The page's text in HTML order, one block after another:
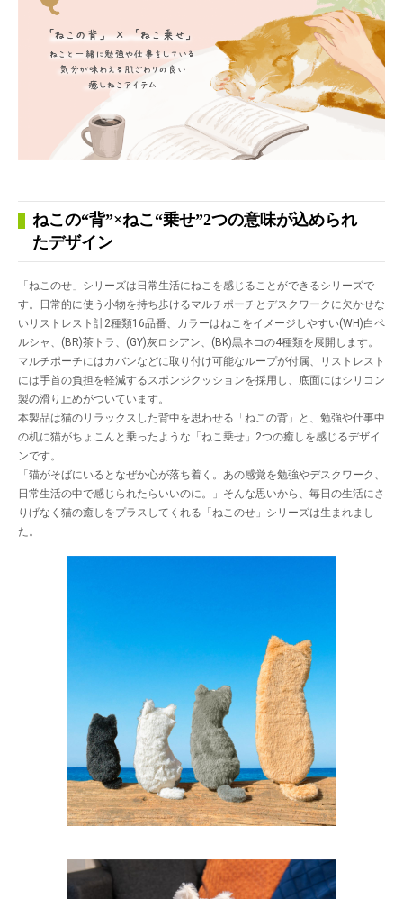
ねこの“背”×ねこ“乗せ”2つの意味が込められ
たデザイン
「ねこのせ」シリーズは日常生活にねこを感じることができるシリーズで
す。日常的に使う小物を持ち歩けるマルチポーチとデスクワークに欠かせな
いリストレスト計2種類16品番、カラーはねこをイメージしやすい(WH)白ペ
ルシャ、(BR)茶トラ、(GY)灰ロシアン、(BK)黒ネコの4種類を展開します。
マルチポーチにはカバンなどに取り付け可能なループが付属、リストレスト
には手首の負担を軽減するスポンジクッションを採用し、底面にはシリコン
製の滑り止めがついています。
本製品は猫のリラックスした背中を思わせる「ねこの背」と、勉強や仕事中
の机に猫がちょこんと乗ったような「ねこ乗せ」2つの癒しを感じるデザイ
ンです。
「猫がそばにいるとなぜか心が落ち着く。あの感覚を勉強やデスクワーク、
日常生活の中で感じられたらいいのに。」そんな思いから、毎日の生活にさ
りげなく猫の癒しをプラスしてくれる「ねこのせ」シリーズは生まれまし
た。